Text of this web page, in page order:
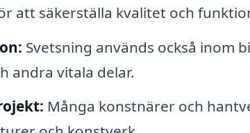
att säkerställa kvalitet och
Svetsning används också inom
andra vitala delar.
Många konstnärer och